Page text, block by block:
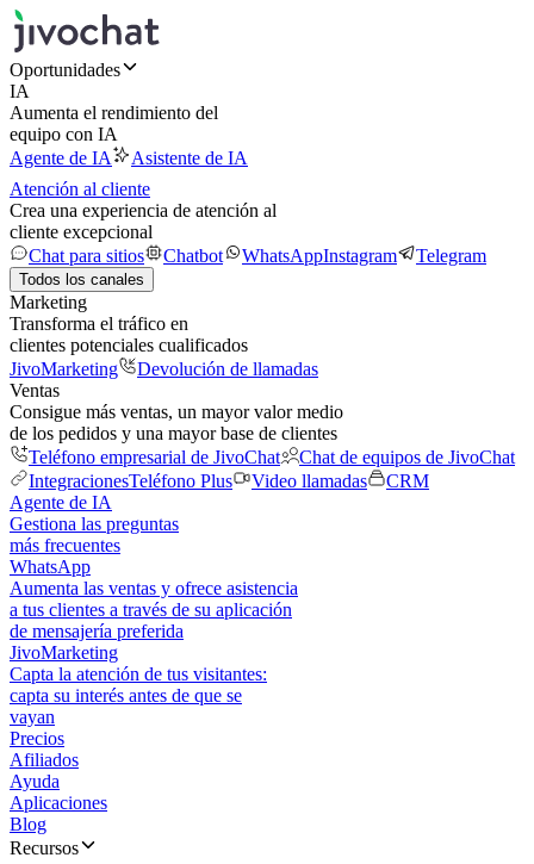
Oportunidades
IA
Aumenta el rendimiento del
equipo con IA
Agente de IA
Asistente de IA
Atención al cliente
Crea una experiencia de atención al
cliente excepcional
Chat para sitios
Chatbot WhatsAppInstagram Telegram
Todos los canales
Marketing
Transforma el tráfico en
clientes potenciales cualificados
JivoMarketing
Devolución de llamadas
Ventas
Consigue más ventas, un mayor valor medio
de los pedidos y una mayor base de clientes
Teléfono empresarial de JivoChat
Chat de equipos de JivoChat
IntegracionesTeléfono Plus Video llamadas
CRM
Agente de IA
Gestiona las preguntas
más frecuentes
WhatsApp
Aumenta las ventas y ofrece asistencia
a tus clientes a través de su aplicación
de mensajería preferida
JivoMarketing
Capta la atención de tus visitantes:
capta su interés antes de que se
vayan
Precios
Afiliados
Ayuda
Aplicaciones
Blog
Recursos